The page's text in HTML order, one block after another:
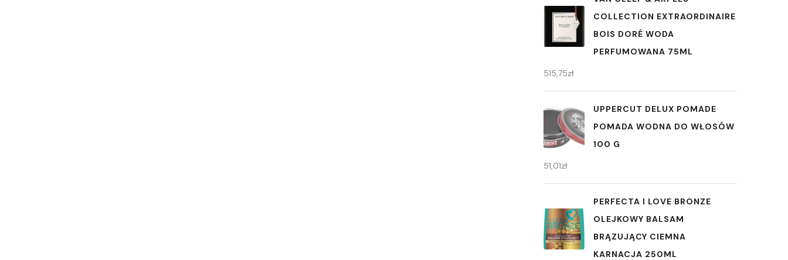
COLLECTION EXTRAORDINAIRE
BOIS DORÉ WODA
PERFUMOWANA 75ML
515,75zł
UPPERCUT DELUX POMADE
POMADA WODNA DO WŁOSÓW
100 G
51,01zł
PERFECTA I LOVE BRONZE
OLEJKOWY BALSAM
BRĄZUJĄCY CIEMNA
KARNACJA 250ML